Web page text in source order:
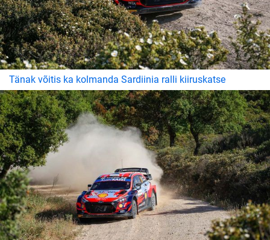
Tänak võitis ka kolmanda Sardiinia ralli kiiruskatse